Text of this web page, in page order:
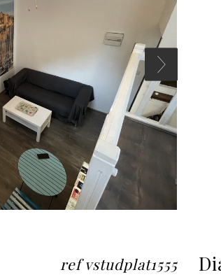
ref vstudplat1555